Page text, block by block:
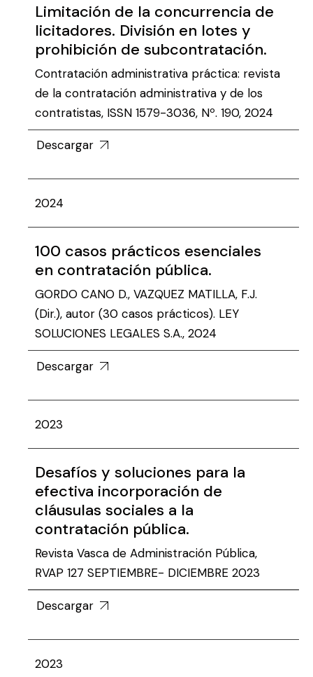
Limitación de la concurrencia de
licitadores. División en lotes y
prohibición de subcontratación.
Contratación administrativa práctica: revista
de la contratación administrativa y de los
contratistas, ISSN 1579-3036, Nº. 190, 2024
Descargar
2024
100 casos prácticos esenciales
en contratación pública.
GORDO CANO D., VAZQUEZ MATILLA, F.J.
(Dir.), autor (30 casos prácticos). LEY
SOLUCIONES LEGALES S.A., 2024
Descargar
2023
Desafíos y soluciones para la
efectiva incorporación de
cláusulas sociales a la
contratación pública.
Revista Vasca de Administración Pública,
RVAP 127 SEPTIEMBRE- DICIEMBRE 2023
Descargar
2023